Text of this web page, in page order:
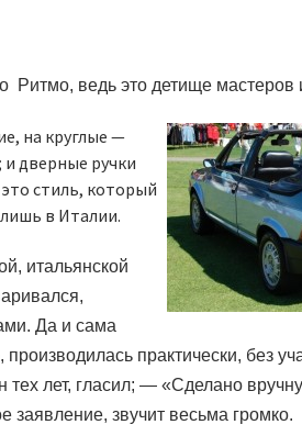
Ритмо, ведь это детище мастеров
на круглые —
дверные ручки
это стиль, который
в Италии.
итальянской
Да и сама
производилась практически, без
тех лет, гласил;— «Сделано
заявление, звучит весьма громко.